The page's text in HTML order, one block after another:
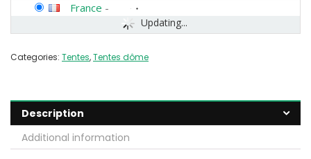
Updating...
France -
Categories: Tentes,Tentes dôme
Description
Additional information